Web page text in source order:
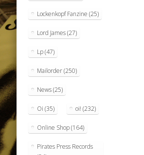
Lockenkopf Fanzine (25)
Lord James(27)
Lp(47)
Mailorder(250)
News(25)
Oi (35) oi! (232)
Online Shop(164)
Pirates Press Records